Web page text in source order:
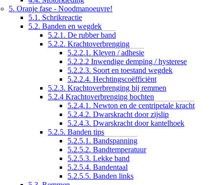
5. Oranje fase - Noodmanoeuvre!
5.1. Schrikreactie
5.2. Banden en wegdek
5.2.1. De rubber band
5.2.2. Krachtoverbrenging
5.2.2.1. Kleven / adhesie
5.2.2.2 Inwendige demping / hysterese
5.2.2.3. Soort en toestand wegdek
5.2.2.4. Hechtingscoëfficiënt
5.2.3. Krachtoverbrenging bij remmen
5.2.4 Krachtoverbrenging bochten
5.2.4.1. Newton en de centripetale kracht
5.2.4.2. Dwarskracht door zijslip
5.2.4.3. Dwarskracht door kantelhoek
5.2.5. Banden tips
5.2.5.1. Bandspanning
5.2.5.2. Bandtemperatuur
5.2.5.3. Lekke band
5.2.5.4. Bandentaal
5.2.5.5. Banden links